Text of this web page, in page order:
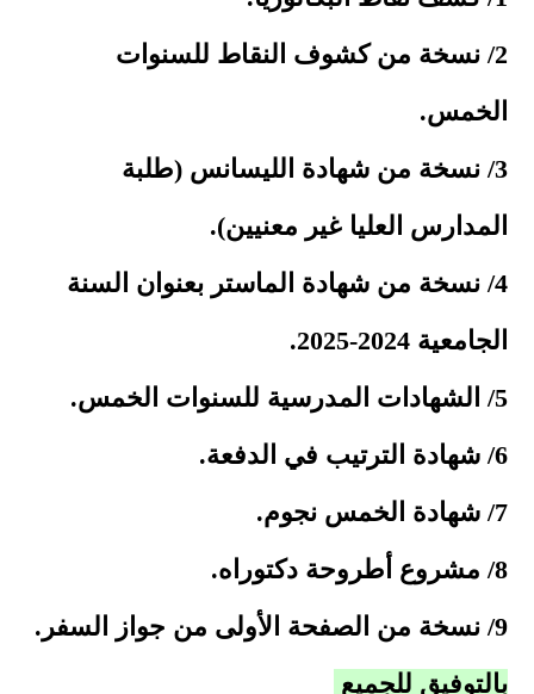
2/ نسخة من كشوف النقاط للسنوات
الخمس.
3/ نسخة من شهادة الليسانس (طلبة
المدارس العليا غير معنيين).
4/ نسخة من شهادة الماستر بعنوان السنة
الجامعية 2024-2025.
5/ الشهادات المدرسية للسنوات الخمس.
6/ شهادة الترتيب في الدفعة.
7/ شهادة الخمس نجوم.
8/ مشروع أطروحة دكتوراه.
9/ نسخة من الصفحة الأولى من جواز السفر.
بالتوفيق للجميع